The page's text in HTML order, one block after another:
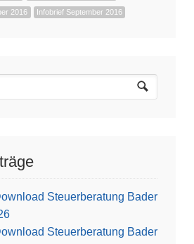
2016 Infobrief September 2016
Steuerberatung Bader
Steuerberatung Bader